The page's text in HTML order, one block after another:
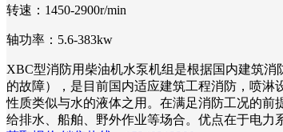
转速： 1450-2900r/min
轴功率： 5.6-383kw
XBC型消防用柴油机水泵机组是根据国内建筑
的故障），是目前国内适应建筑工程消防，喷
性质类似与水的液体之用。在满足消防工况的前
给排水、船舶、野外作业等场合。优点在于电力